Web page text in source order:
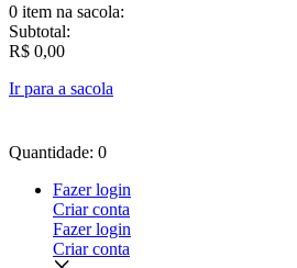
0 item na sacola:
Subtotal:
R$ 0,00
Ir para a sacola
Quantidade: 0
Fazer login
Criar conta
Fazer login
Criar conta